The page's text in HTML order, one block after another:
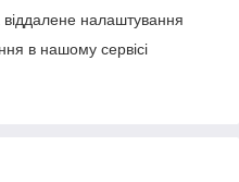
віддалене налаштування
в нашому сервісі